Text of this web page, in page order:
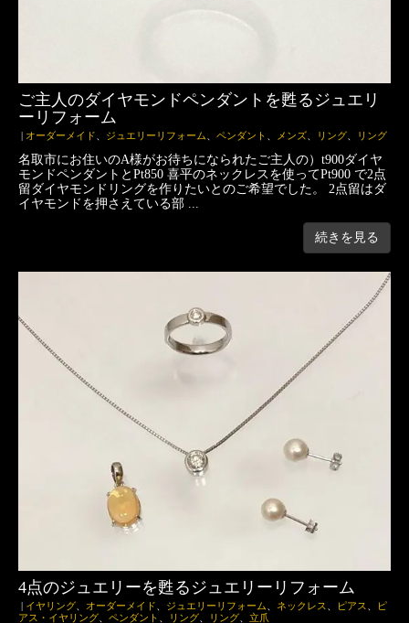
ご主人のダイヤモンドペンダントを甦るジュエリ
ーリフォーム
| オーダーメイド ジュエリーリフォーム ペンダント メンズ リング リング
名取市にお住いのA様がお待ちになられたご主人の）t900ダイヤ
モンドペンダントとPt850 喜平のネックレスを使ってPt900 で2点
留ダイヤモンドリングを作りたいとのご希望でした。 2点留はダ
イヤモンドを押さえている部 ...
続きを見る
4点のジュエリーを甦るジュエリーリフォーム
イヤリング オーダーメイド ジュエリーリフォーム ネックレス ピアス
ピ
アス・イヤリング
ペンダント リング リング 立爪